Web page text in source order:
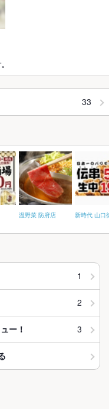
33
温野菜 防府店 新時代 山口
1
2
ー！ 3